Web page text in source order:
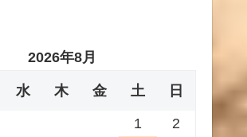
2026年8月
水 木 金 土 日
1
2